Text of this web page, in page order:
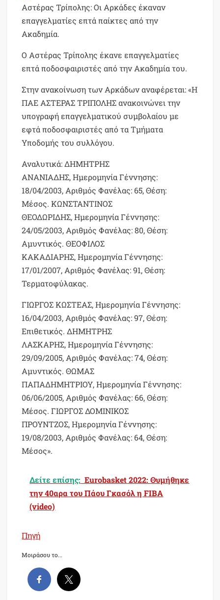
Αστέρας Τρίπολης: Οι Αρκάδες έκαναν
επαγγελματίες επτά παίκτες από την
Ακαδημία.
Ο Αστέρας Τρίπολης έκανε επαγγελματίες
επτά ποδοσφαιριστές από την Ακαδημία του.
Στην ανακοίνωση των Αρκάδων αναφέρεται: «Η
ΠΑΕ ΑΣΤΕΡΑΣ ΤΡΙΠΟΛΗΣ ανακοινώνει την
υπογραφή επαγγελματικού συμβολαίου με
εφτά ποδοσφαιριστές από τα Tμήματα
Yποδομής του συλλόγου.
Αναλυτικά:ΔΗΜΗΤΡΗΣ
ΑΝΑΝΙΑΔΗΣ, Ημερομηνία Γέννησης:
18/04/2003, Αριθμός Φανέλας: 65, Θέση:
Μέσος. ΚΩΝΣΤΑΝΤΙΝΟΣ
ΘΕΟΔΩΡΙΔΗΣ, Ημερομηνία Γέννησης:
24/05/2003, Αριθμός Φανέλας: 80, Θέση:
Αμυντικός. ΘΕΟΦΙΛΟΣ
ΚΑΚΑΔΙΑΡΗΣ, Ημερομηνία Γέννησης:
17/01/2007, Αριθμός Φανέλας: 91, Θέση:
Τερματοφύλακας.
ΓΙΩΡΓΟΣ ΚΩΣΤΕΑΣ, Ημερομηνία Γέννησης:
16/04/2003, Αριθμός Φανέλας: 97, Θέση:
Επιθετικός. ΔΗΜΗΤΡΗΣ
ΛΑΣΚΑΡΗΣ, Ημερομηνία Γέννησης:
29/09/2005, Αριθμός Φανέλας: 74, Θέση:
Αμυντικός. ΘΩΜΑΣ
ΠΑΠΑΔΗΜΗΤΡΙΟΥ, Ημερομηνία Γέννησης:
06/06/2005, Αριθμός Φανέλας: 66, Θέση:
Μέσος. ΓΙΩΡΓΟΣ ΔΟΜΙΝΙΚΟΣ
ΠΡΟΥΝΤΖΟΣ, Ημερομηνία Γέννησης:
19/08/2003, Αριθμός Φανέλας: 64, Θέση:
Μέσος».
Δείτε επίσης: Eurobasket 2022: Θυμήθηκε
την 40αρα του Πάου Γκασόλ η FIBA
(video)
Πηγή
Μοιράσου το...